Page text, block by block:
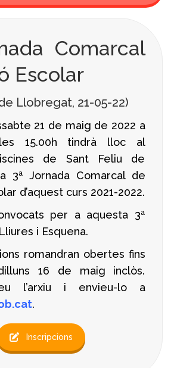
Comarcal
Escolar
Llobregat, 21-05-22)
21 de maig de 2022 a
15.00h tindrà lloc al
de Sant Feliu de
3ª Jornada Comarcal de
d’aquest curs 2021-2022.
per a aquesta 3ª
i Esquena.
romandran obertes fins
16 de maig inclòs.
l’arxiu i envieu-lo a
.
Inscripcions